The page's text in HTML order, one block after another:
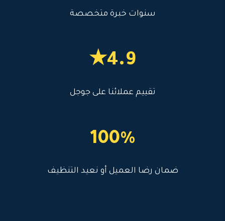
سنوات خبرة متخصصة
4.9★
تقييم عملائنا على جوجل
100%
ضمان رضا العميل أو نعيد التنظيف